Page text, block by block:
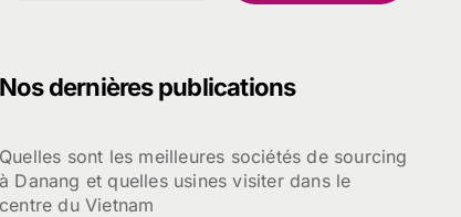
r
e
r
Nos dernières publications
Quelles sont les meilleures sociétés de sourcing
à Danang et quelles usines visiter dans le
centre du Vietnam